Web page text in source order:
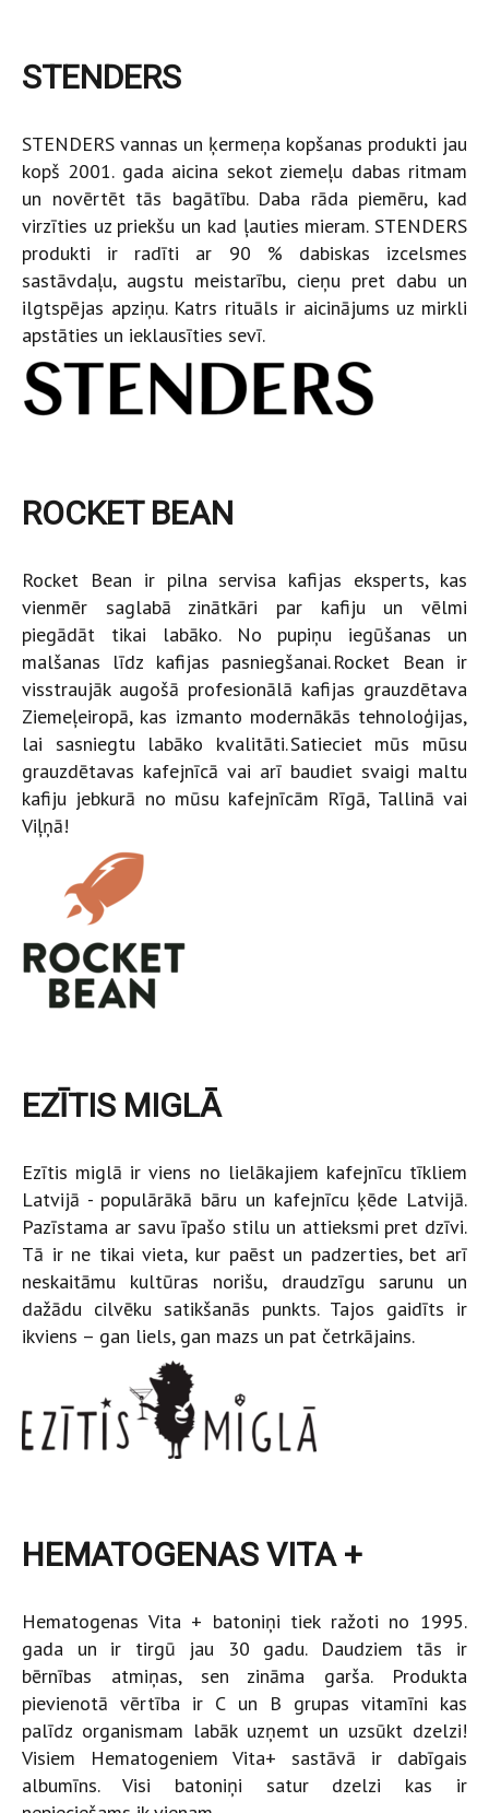
STENDERS
STENDERS vannas un ķermeņa kopšanas produkti jau
kopš 2001. gada aicina sekot ziemeļu dabas ritmam
un novērtēt tās bagātību. Daba rāda piemēru, kad
virzīties uz priekšu un kad ļauties mieram. STENDERS
produkti ir radīti ar 90 % dabiskas izcelsmes
sastāvdaļu, augstu meistarību, cieņu pret dabu un
ilgtspējas apziņu. Katrs rituāls ir aicinājums uz mirkli
apstāties un ieklausīties sevī.
ROCKET BEAN
Rocket Bean ir pilna servisa kafijas eksperts, kas
vienmēr saglabā zinātkāri par kafiju un vēlmi
piegādāt tikai labāko. No pupiņu iegūšanas un
malšanas līdz kafijas pasniegšanai. Rocket Bean ir
visstraujāk augošā profesionālā kafijas grauzdētava
Ziemeļeiropā, kas izmanto modernākās tehnoloģijas,
lai sasniegtu labāko kvalitāti. Satieciet mūs mūsu
grauzdētavas kafejnīcā vai arī baudiet svaigi maltu
kafiju jebkurā no mūsu kafejnīcām Rīgā, Tallinā vai
Viļņā!
EZĪTIS MIGLĀ
Ezītis miglā ir viens no lielākajiem kafejnīcu tīkliem
Latvijā - populārākā bāru un kafejnīcu ķēde Latvijā.
Pazīstama ar savu īpašo stilu un attieksmi pret dzīvi.
Tā ir ne tikai vieta, kur paēst un padzerties, bet arī
neskaitāmu kultūras norišu, draudzīgu sarunu un
dažādu cilvēku satikšanās punkts. Tajos gaidīts ir
ikviens – gan liels, gan mazs un pat četrkājains.
HEMATOGENAS VITA +
Hematogenas Vita + batoniņi tiek ražoti no 1995.
gada un ir tirgū jau 30 gadu. Daudziem tās ir
bērnības atmiņas, sen zināma garša. Produkta
pievienotā vērtība ir C un B grupas vitamīni kas
palīdz organismam labāk uzņemt un uzsūkt dzelzi!
Visiem Hematogeniem Vita+ sastāvā ir dabīgais
albumīns. Visi batoniņi satur dzelzi kas ir